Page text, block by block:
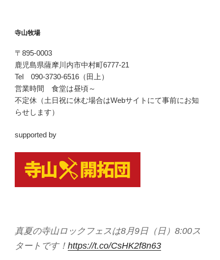
寺山牧場
〒895-0003
鹿児島県薩摩川内市中村町6777-21
Tel 090-3730-6516（田上）
営業時間 食堂は昼頃～
不定休（土日祝に休む場合はWebサイトにて事前にお知
らせします）
supported by
真夏の寺山ロックフェスは8月9日（日）8:00ス
タートです！ https://t.co/CsHK2f8n63